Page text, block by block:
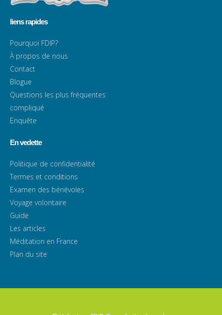
liens rapides
Pourquoi FDIP?
À propos de nous
Contact
Blogue
Questions les plus fréquentes
compliqué
Enquête
En vedette
Politique de confidentialité
Termes et conditions
Examen des bénévoles
Voyage volontaire
Guide
Les articles
Méditation en France
Plan du site